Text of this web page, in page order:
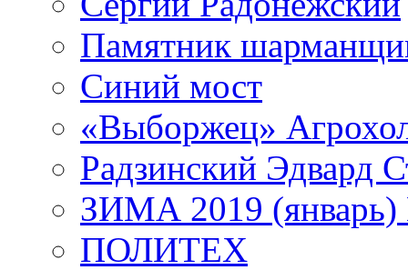
Памятник
Синий мост
«Выборжец»
Радзинский Эдвард
ЗИМА 2019 (январь)
ПОЛИТЕХ